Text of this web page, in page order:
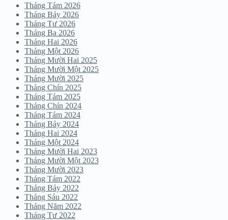
Tháng Tám 2026
Tháng Bảy 2026
Tháng Tư 2026
Tháng Ba 2026
Tháng Hai 2026
Tháng Một 2026
Tháng Mười Hai 2025
Tháng Mười Một 2025
Tháng Mười 2025
Tháng Chín 2025
Tháng Tám 2025
Tháng Chín 2024
Tháng Tám 2024
Tháng Bảy 2024
Tháng Hai 2024
Tháng Một 2024
Tháng Mười Hai 2023
Tháng Mười Một 2023
Tháng Mười 2023
Tháng Tám 2022
Tháng Bảy 2022
Tháng Sáu 2022
Tháng Năm 2022
Tháng Tư 2022